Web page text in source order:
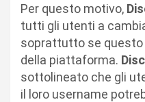
Per questo motivo,
tutti gli utenti a
soprattutto se questo
della piattaforma.
sottolineato che gli
il loro username